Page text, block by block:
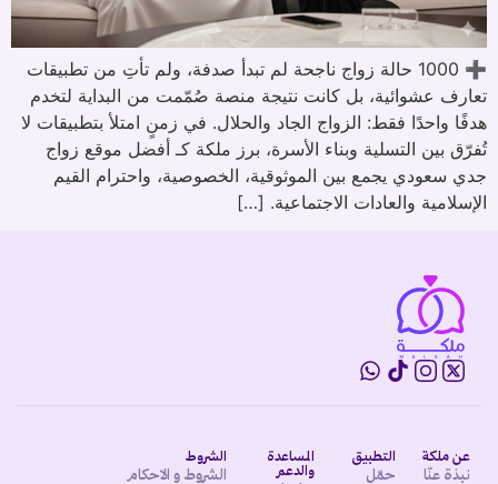
➕ 1000 حالة زواج ناجحة لم تبدأ صدفة، ولم تأتِ من تطبيقات
تعارف عشوائية، بل كانت نتيجة منصة صُمّمت من البداية لتخدم
هدفًا واحدًا فقط: الزواج الجاد والحلال. في زمنٍ امتلأ بتطبيقات لا
تُفرّق بين التسلية وبناء الأسرة، برز ملكة كـ أفضل موقع زواج
جدي سعودي يجمع بين الموثوقية، الخصوصية، واحترام القيم
الإسلامية والعادات الاجتماعية. […]
عن ملكة
نبذة عنّا
التطبيق
حمّل
المساعدة
والدعم
الشروط
الشروط و الاحكام